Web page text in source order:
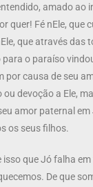
amado ao
quer! Fé nEle, que
que através das
para o paraíso
por causa de seu
devoção a Ele,
amor paternal
os seus filhos.
que Jó falha em
De que